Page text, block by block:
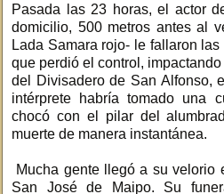
Pasada las 23 horas, el actor
domicilio, 500 metros antes al
Lada Samara rojo- le fallaron
que perdió el control,
del Divisadero de San Alfonso,
intérprete habría tomado una
chocó con el pilar del
muerte de manera instantánea.
Mucha gente llegó a su velorio
San José de Maipo. Su